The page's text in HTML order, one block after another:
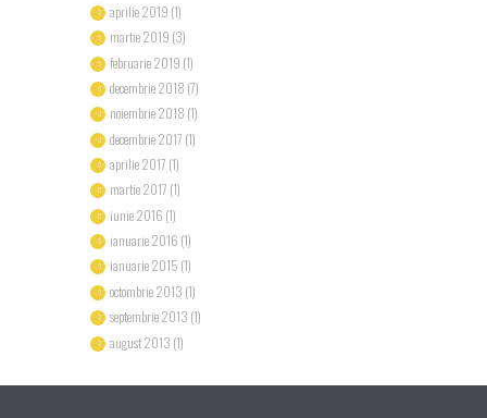
aprilie 2019 (1)
martie 2019 (3)
februarie 2019 (1)
decembrie 2018 (7)
noiembrie 2018 (1)
decembrie 2017 (1)
aprilie 2017 (1)
martie 2017 (1)
iunie 2016 (1)
ianuarie 2016 (1)
ianuarie 2015 (1)
octombrie 2013 (1)
septembrie 2013 (1)
august 2013 (1)